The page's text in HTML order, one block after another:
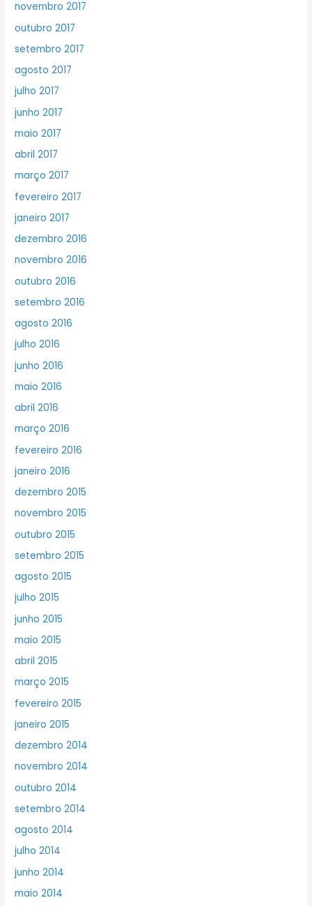
novembro 2017
outubro 2017
setembro 2017
agosto 2017
julho 2017
junho 2017
maio 2017
abril 2017
março 2017
fevereiro 2017
janeiro 2017
dezembro 2016
novembro 2016
outubro 2016
setembro 2016
agosto 2016
julho 2016
junho 2016
maio 2016
abril 2016
março 2016
fevereiro 2016
janeiro 2016
dezembro 2015
novembro 2015
outubro 2015
setembro 2015
agosto 2015
julho 2015
junho 2015
maio 2015
abril 2015
março 2015
fevereiro 2015
janeiro 2015
dezembro 2014
novembro 2014
outubro 2014
setembro 2014
agosto 2014
julho 2014
junho 2014
maio 2014